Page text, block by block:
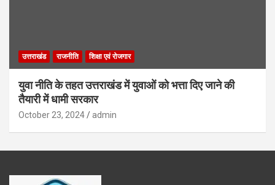
उत्तराखंड राजनीति शिक्षा एवं रोजगार
युवा नीति के तहत उत्तराखंड में युवाओं को भत्ता दिए जाने की
तैयारी में धामी सरकार
October 23, 2024 admin